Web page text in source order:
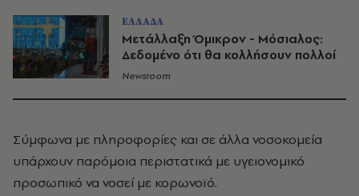
ΕΛΛΑΔΑ
Μετάλλαξη Όμικρον - Μόσιαλος:
Δεδομένο ότι θα κολλήσουν πολλοί
Newsroom
Σύμφωνα με πληροφορίες και σε άλλα νοσοκομεία
υπάρχουν παρόμοια περιστατικά με υγειονομικό
προσωπικό να νοσεί με κορωνοϊό.